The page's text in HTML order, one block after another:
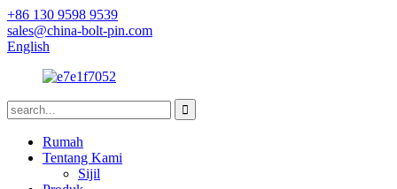
+86 130 9598 9539
sales@china-bolt-pin.com
English
Rumah
Tentang Kami
Sijil